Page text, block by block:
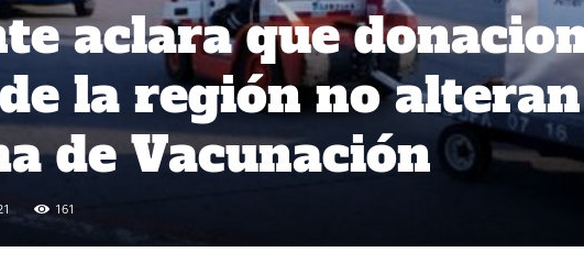
aclara que
la región no alteran
de Vacunación
161